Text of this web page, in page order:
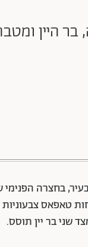
בר היין
בחצרה
טאפאס
שני בר יין תוסס.